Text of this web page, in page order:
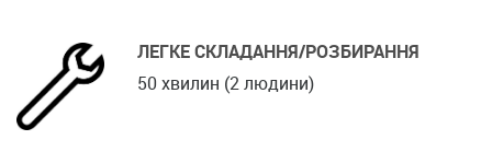
ЛЕГКЕ СКЛАДАННЯ/РОЗБИРАННЯ
50 хвилин (2 людини)